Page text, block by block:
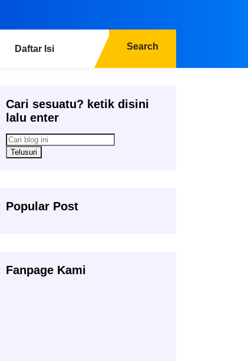
Daftar Isi Search
Cari sesuatu? ketik disini
lalu enter
Popular Post
Fanpage Kami